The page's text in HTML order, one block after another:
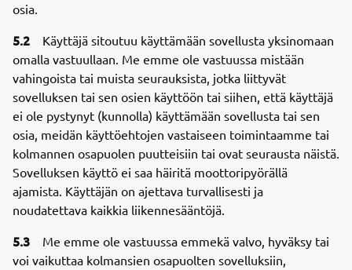
osia.
5.2
Käyttäjä sitoutuu käyttämään sovellusta yksinomaan
omalla vastuullaan. Me emme ole vastuussa mistään
vahingoista tai muista seurauksista, jotka liittyvät
sovelluksen tai sen osien käyttöön tai siihen, että käyttäjä
ei ole pystynyt (kunnolla) käyttämään sovellusta tai sen
osia, meidän käyttöehtojen vastaiseen toimintaamme tai
kolmannen osapuolen puutteisiin tai ovat seurausta näistä.
Sovelluksen käyttö ei saa häiritä moottoripyörällä
ajamista. Käyttäjän on ajettava turvallisesti ja
noudatettava kaikkia liikennesääntöjä.
5.3
Me emme ole vastuussa emmekä valvo, hyväksy tai
voi vaikuttaa kolmansien osapuolten sovelluksiin,